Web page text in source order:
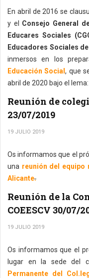
En abril de 2016 se
y el Consejo General
Educares Sociales
Educadores Sociales
inmersos en los
Educación Social, que
abril de 2020 bajo el
Reunión de
23/07/2019
19 JULIO 2019
Os informamos que el
una reunión del
Alicante.
Reunión de la
COEESCV 30/07/
19 JULIO 2019
Os informamos que el
lugar en la sede del
Permanente del